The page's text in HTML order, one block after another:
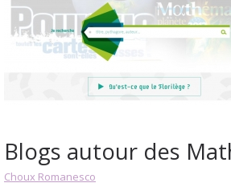
Blogs autour des
Choux Romanesco